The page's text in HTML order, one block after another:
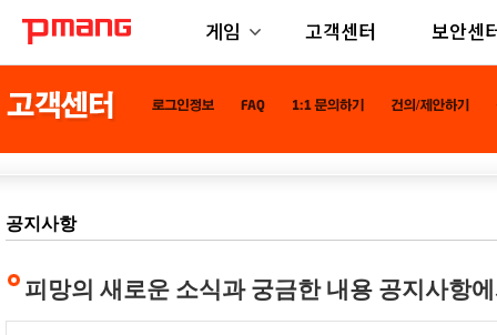
게임 고객센터 보안센
공지사항
피망의 새로운 소식과 궁금한 내용 공지사항